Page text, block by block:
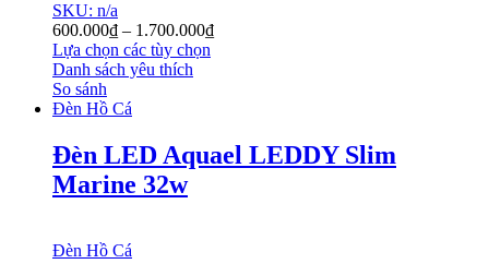
SKU: n/a
600.000₫ – 1.700.000₫
Lựa chọn các tùy chọn
Danh sách yêu thích
So sánh
Đèn Hồ Cá
Đèn LED Aquael LEDDY Slim
Marine 32w
Đèn Hồ Cá